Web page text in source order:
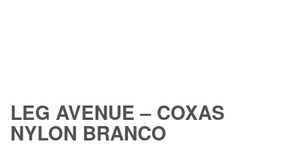
LEG AVENUE – COXAS
NYLON BRANCO